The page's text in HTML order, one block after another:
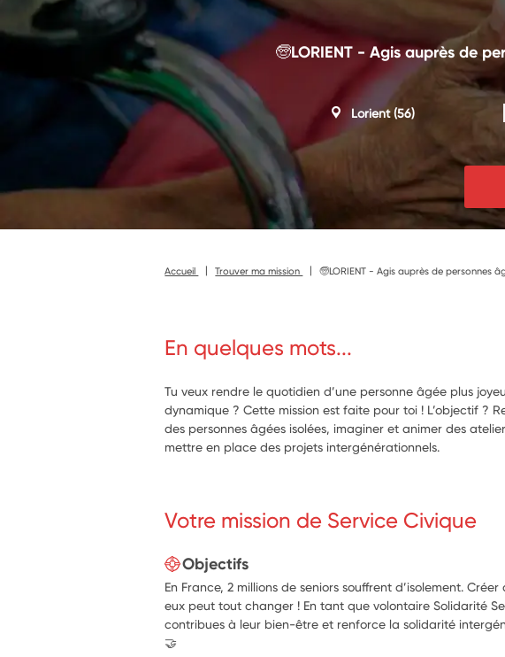
🧓LORIENT - Agis auprès de
Lorient(56)
Accueil Trouver ma mission 🧓LORIENT - Agis auprès de personnes
En quelques mots...
Tu veux rendre le quotidien d’une personne âgée plus
dynamique ? Cette mission est faite pour toi ! L’objectif ?
des personnes âgées isolées, imaginer et animer des
mettre en place des projets intergénérationnels.
Votre mission de Service Civique
Objectifs
En France, 2 millions de seniors souffrent d’isolement.
eux peut tout changer ! En tant que volontaire Solidarité
contribues à leur bien-être et renforce la solidarité
🤝